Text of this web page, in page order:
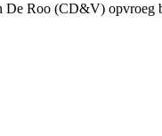
De Roo (CD&V)